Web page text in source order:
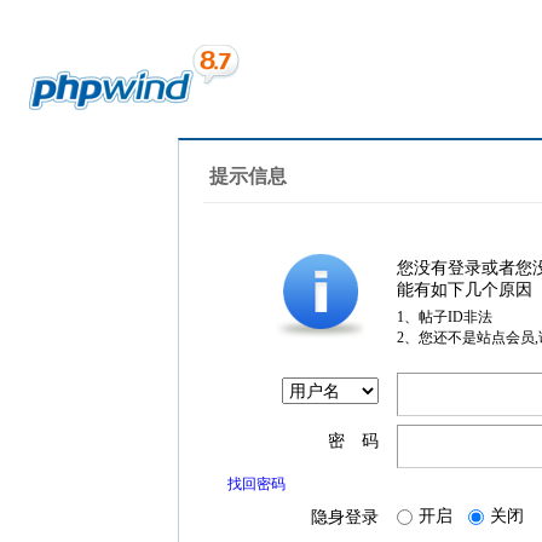
提示信息
您没有登录或者您
能有如下几个原因
1、帖子ID非法
2、您还不是站点会员
密 码
找回密码
隐身登录 开启 关闭